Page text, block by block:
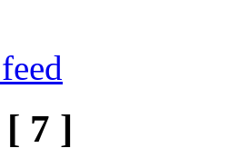
[ 7 ]